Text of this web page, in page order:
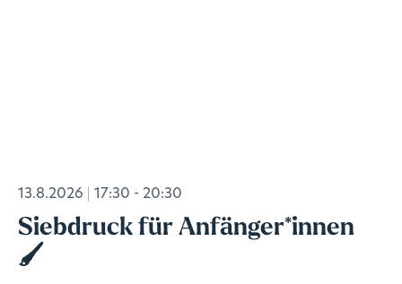
13.8.2026 17:30 - 20:30
Siebdruck für Anfänger*innen
🖌️